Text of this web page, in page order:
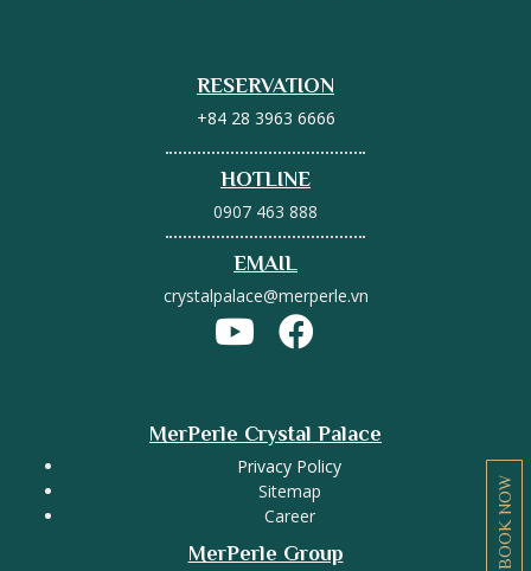
RESERVATION
+84 28 3963 6666
HOTLINE
0907 463 888
EMAIL
crystalpalace@merperle.vn
MerPerle Crystal Palace
Privacy Policy
Sitemap
Career
MerPerle Group BOOK NOW